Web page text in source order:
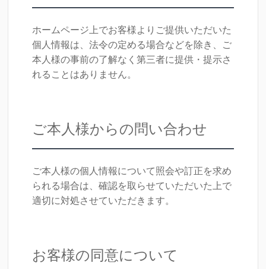
ホームページ上でお客様よりご提供いただいた
個人情報は、法令の定める場合などを除き、ご
本人様の事前の了解なく第三者に提供・提示さ
れることはありません。
ご本人様からの問い合わせ
ご本人様の個人情報について照会や訂正を求め
られる場合は、確認を取らせていただいた上で
適切に対処させていただきます。
お客様の同意について